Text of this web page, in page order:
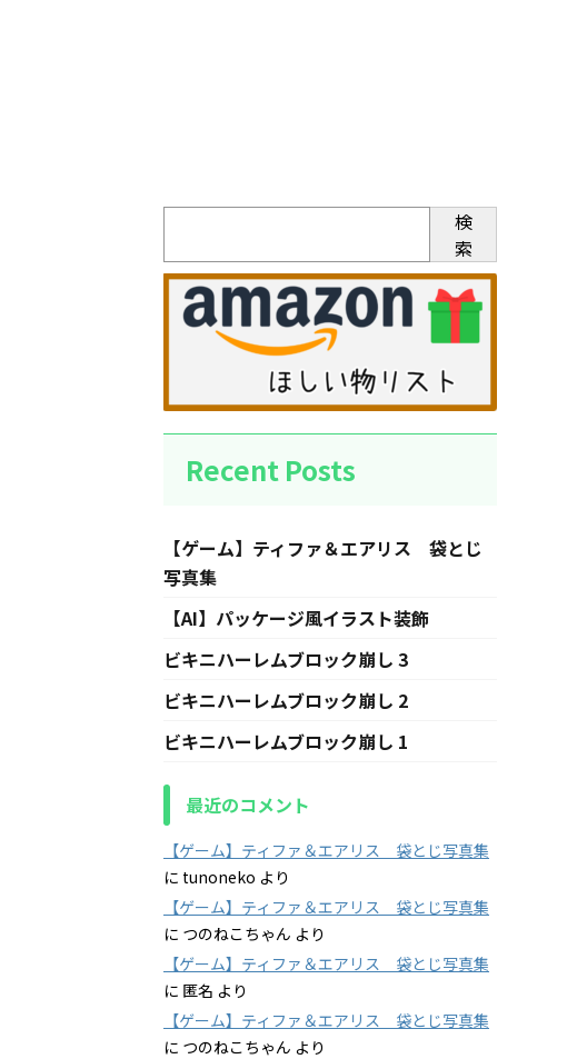
検
索
Recent Posts
【ゲーム】ティファ＆エアリス 袋とじ
写真集
【AI】パッケージ風イラスト装飾
ビキニハーレムブロック崩し 3
ビキニハーレムブロック崩し 2
ビキニハーレムブロック崩し 1
最近のコメント
【ゲーム】ティファ＆エアリス 袋とじ写真集
に tunoneko より
【ゲーム】ティファ＆エアリス 袋とじ写真集
に つのねこちゃん より
【ゲーム】ティファ＆エアリス 袋とじ写真集
に 匿名 より
【ゲーム】ティファ＆エアリス 袋とじ写真集
に つのねこちゃん より